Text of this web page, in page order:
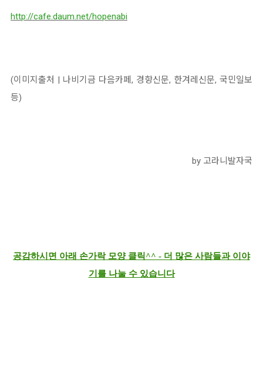
http://cafe.daum.net/hopenabi
(이미지출처 | 나비기금 다음카페, 경향신문, 한겨레신문, 국민일보
등)
by 고라니발자국
공감하시면 아래 손가락 모양 클릭^^ - 더 많은 사람들과 이야
기를 나눌 수 있습니다